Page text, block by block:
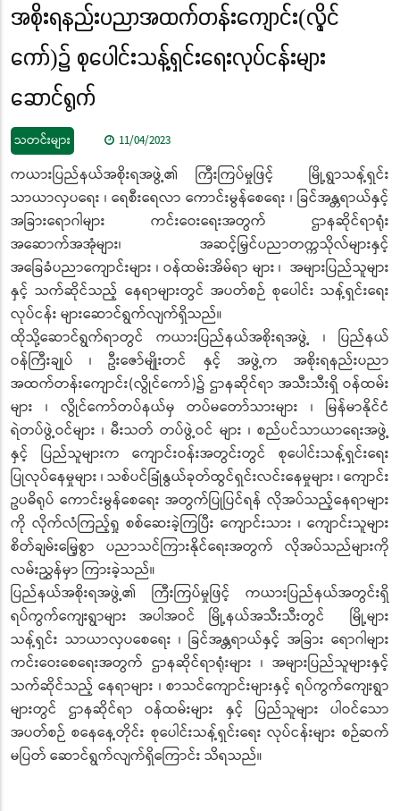
အစိုးရနည်းပညာအထက်တန်းကျောင်း(လွိုင်
ကော်)၌ စုပေါင်းသန့်ရှင်းရေးလုပ်ငန်းများ
ဆောင်ရွက်
သတင်းများ 11/04/2023
ကယားပြည်နယ်အစိုးရအဖွဲ့၏ ကြီးကြပ်မှုဖြင့် မြို့ရွာသန့်ရှင်း
သာယာလှပရေး ၊ ရေစီးရေလာ ကောင်းမွန်စေရေး ၊ ခြင်အန္တရာယ်နှင့်
အခြားရောဂါများ ကင်းဝေးရေးအတွက် ဌာနဆိုင်ရာရုံး
အဆောက်အအုံများ၊ အဆင့်မြှင်ပညာတက္ကသိုလ်များနှင့်
အခြေခံပညာကျောင်းများ ၊ ဝန်ထမ်းအိမ်ရာ များ ၊ အများပြည်သူများ
နှင့် သက်ဆိုင်သည့် နေရာများတွင် အပတ်စဉ် စုပေါင်း သန့်ရှင်းရေး
လုပ်ငန်း များဆောင်ရွက်လျက်ရှိသည်။
ထိုသို့ဆောင်ရွက်ရာတွင် ကယားပြည်နယ်အစိုးရအဖွဲ့ ၊ ပြည်နယ်
ဝန်ကြီးချုပ် ၊ ဦးဇော်မျိုးတင် နှင့် အဖွဲ့က အစိုးရနည်းပညာ
အထက်တန်းကျောင်း(လွိုင်ကော်)၌ ဌာနဆိုင်ရာ အသီးသီးရှိ ဝန်ထမ်း
များ ၊ လွိုင်ကော်တပ်နယ်မှ တပ်မတော်သားများ ၊ မြန်မာနိုင်ငံ
ရဲတပ်ဖွဲ့ဝင်များ ၊ မီးသတ် တပ်ဖွဲ့ဝင် များ ၊ စည်ပင်သာယာရေးအဖွဲ့
နှင့် ပြည်သူများက ကျောင်းဝန်းအတွင်းတွင် စုပေါင်းသန့်ရှင်းရေး
ပြုလုပ်နေမှုများ ၊ သစ်ပင်ခြုံနွယ်ခုတ်ထွင်ရှင်းလင်းနေမှုများ ၊ ကျောင်း
ဥပဓိရုပ် ကောင်းမွန်စေရေး အတွက်ပြုပြင်ရန် လိုအပ်သည့်နေရာများ
ကို လိုက်လံကြည့်ရှု စစ်ဆေးခဲ့ကြပြီး ကျောင်းသား ၊ ကျောင်းသူများ
စိတ်ချမ်းမြေ့စွာ ပညာသင်ကြားနိုင်ရေးအတွက် လိုအပ်သည်များကို
လမ်းညွှန်မှာ ကြားခဲ့သည်။
ပြည်နယ်အစိုးရအဖွဲ့၏ ကြီးကြပ်မှုဖြင့် ကယားပြည်နယ်အတွင်းရှိ
ရပ်ကွက်ကျေးရွာများ အပါအဝင် မြို့နယ်အသီးသီးတွင် မြို့များ
သန့်ရှင်း သာယာလှပစေရေး ၊ ခြင်အန္တရာယ်နှင့် အခြား ရောဂါများ
ကင်းဝေးစေရေးအတွက် ဌာနဆိုင်ရာရုံးများ ၊ အများပြည်သူများနှင့်
သက်ဆိုင်သည့် နေရာများ ၊ စာသင်ကျောင်းများနှင့် ရပ်ကွက်ကျေးရွာ
များတွင် ဌာနဆိုင်ရာ ဝန်ထမ်းများ နှင့် ပြည်သူများ ပါဝင်သော
အပတ်စဉ် စနေနေ့တိုင်း စုပေါင်းသန့်ရှင်းရေး လုပ်ငန်းများ စဉ်ဆက်
မပြတ် ဆောင်ရွက်လျက်ရှိကြောင်း သိရသည်။